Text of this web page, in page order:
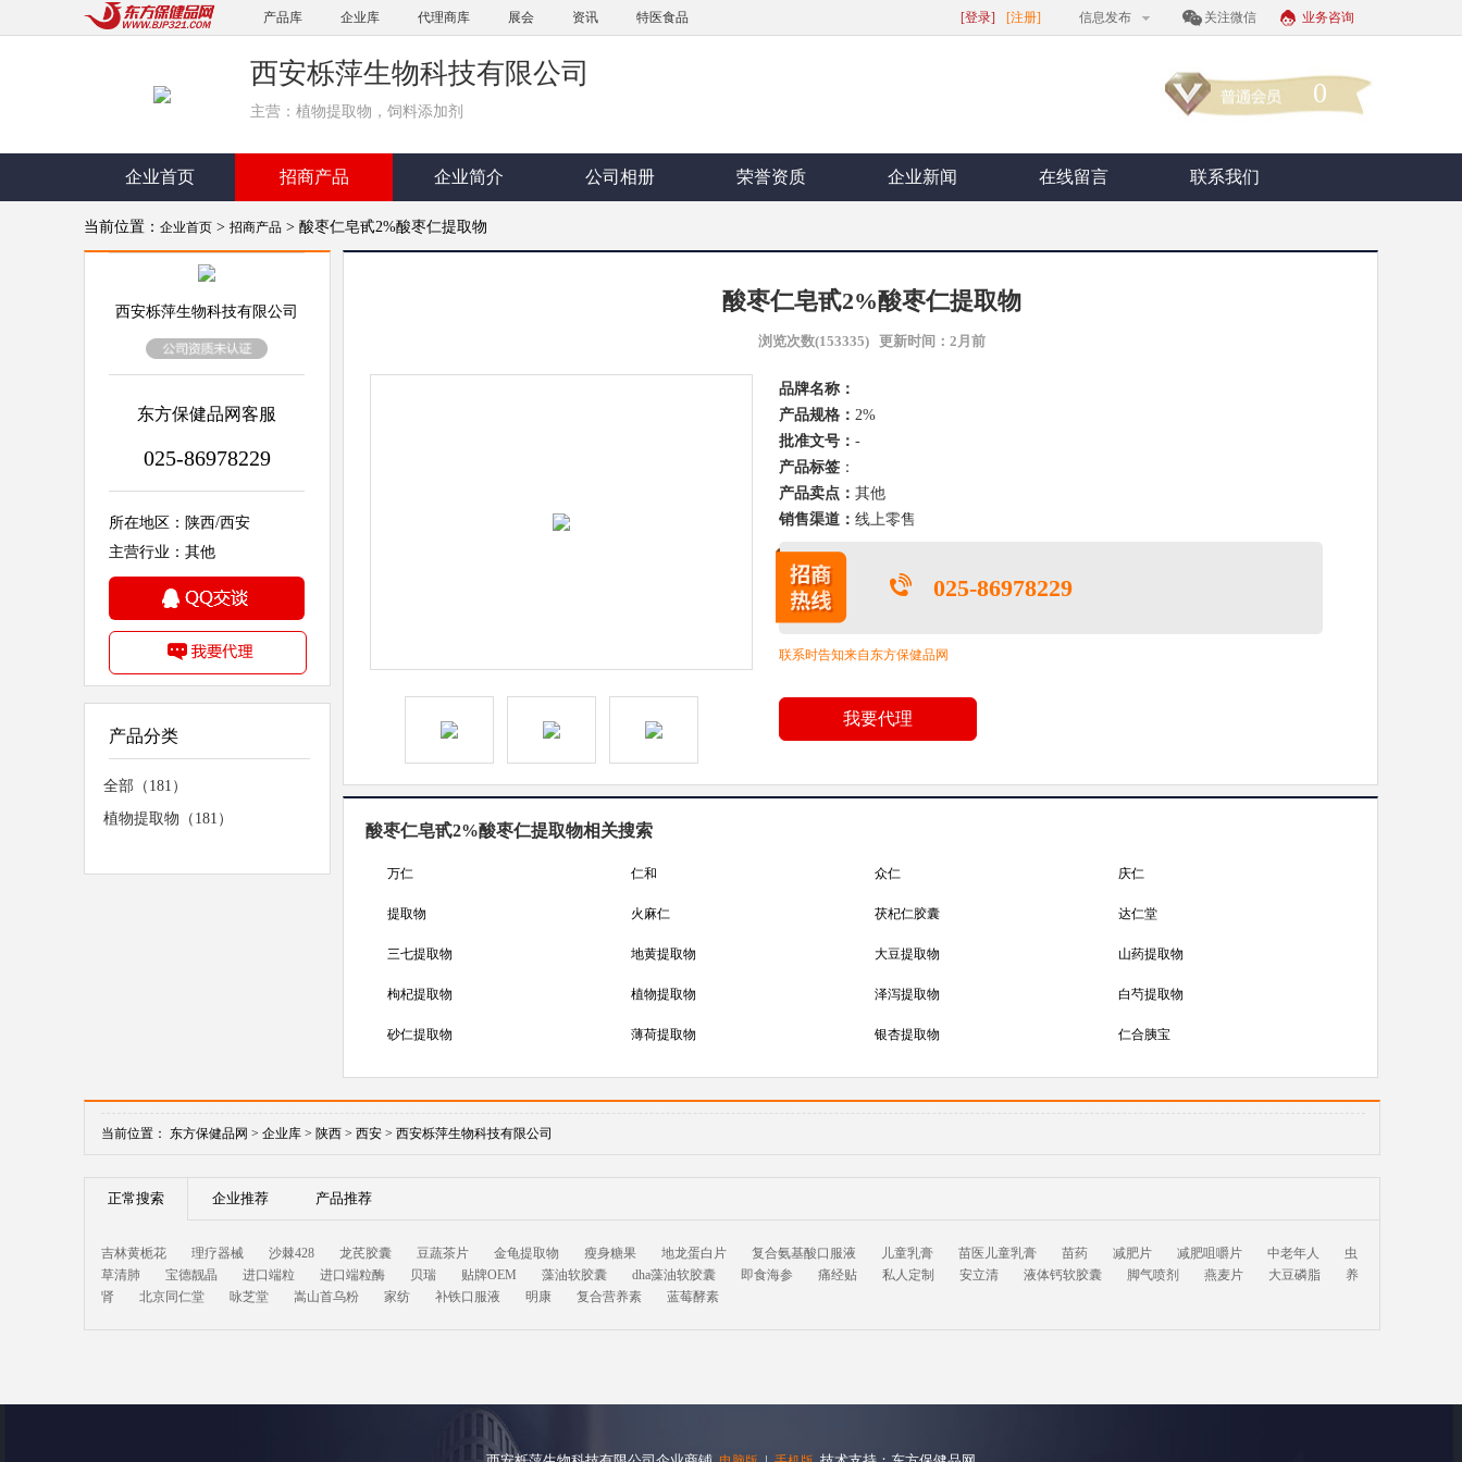
产品库 企业库 代理商库 展会 资讯 特医食品 业务咨询
关注微信
信息发布
[注册]
[登录]
西安栎萍生物科技有限公司
主营：植物提取物，饲料添加剂
0
企业首页 招商产品 企业简介 公司相册 荣誉资质 企业新闻 在线留言 联系我们
当前位置： 企业首页 > 招商产品 > 酸枣仁皂甙2%酸枣仁提取物
西安栎萍生物科技有限公司
东方保健品网客服
025-86978229
所在地区：陕西/西安
主营行业：其他
产品分类
全部（181）
植物提取物（181）
酸枣仁皂甙2%酸枣仁提取物
浏览次数(153335) 更新时间：2月前
品牌名称：
产品规格： 2%
批准文号： -
产品标签 ：
产品卖点： 其他
销售渠道： 线上零售
025-86978229
联系时告知来自东方保健品网
我要代理
酸枣仁皂甙2%酸枣仁提取物相关搜索
万仁 仁和 众仁 庆仁
提取物 火麻仁 茯杞仁胶囊 达仁堂
三七提取物 地黄提取物 大豆提取物 山药提取物
枸杞提取物 植物提取物 泽泻提取物 白芍提取物
砂仁提取物 薄荷提取物 银杏提取物 仁合胰宝
当前位置： 东方保健品网 > 企业库 > 陕西 > 西安 > 西安栎萍生物科技有限公司
正常搜索 企业推荐 产品推荐
吉林黄栀花 理疗器械 沙棘428 龙芪胶囊 豆蔬茶片 金龟提取物 瘦身糖果 地龙蛋白片 复合氨基酸口服液 儿童乳膏 苗医儿童乳膏 苗药 减肥片 减肥咀嚼片 中老年人
虫
草清肺
宝德靓晶 进口端粒 进口端粒酶 贝瑞 贴牌OEM 藻油软胶囊 dha藻油软胶囊 即食海参 痛经贴 私人定制 安立清 液体钙软胶囊 脚气喷剂 燕麦片 大豆磷脂
养
肾
北京同仁堂 咏芝堂 嵩山首乌粉 家纺 补铁口服液 明康 复合营养素 蓝莓酵素